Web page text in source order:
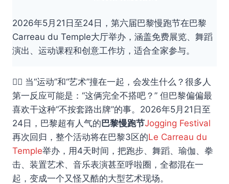
2026年5月21日至24日，第六届巴黎慢跑节在巴黎
Carreau du Temple大厅举办，涵盖免费展览、舞蹈
演出、运动课程和创意工作坊，适合全家参与。
🏃‍♀️ 当“运动”和“艺术”撞在一起，会发生什么？很多人
第一反应可能是：“这俩完全不搭吧？” 但巴黎偏偏最
喜欢干这种“不按套路出牌”的事。2026年5月21日至
24日，巴黎超有人气的巴黎慢跑节Jogging Festival
再次回归，整个活动将在巴黎3区的Le Carreau du
Temple举办，用4天时间，把跑步、舞蹈、瑜伽、拳
击、装置艺术、音乐表演甚至呼啦圈，全都混在一
起，变成一个又怪又酷的大型艺术现场。